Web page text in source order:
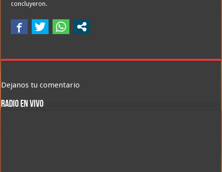
concluyeron.
Dejanos tu comentario
RADIO EN VIVO